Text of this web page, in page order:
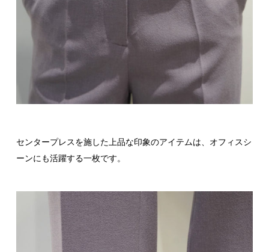
センタープレスを施した上品な印象のアイテムは、オフィスシ
ーンにも活躍する一枚です。